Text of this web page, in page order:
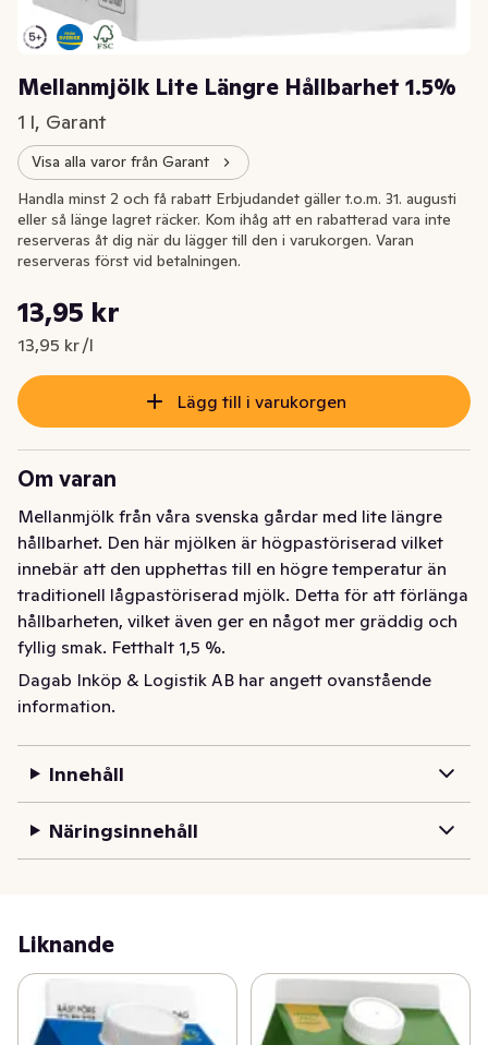
Mellanmjölk Lite Längre Hållbarhet 1.5%
1 l, Garant
Visa alla varor från Garant
Nuvarande pris är: 13,95 kr
13,95 kr
13,95 kr /l
Styckpris: 13,95 kr /l
Handla minst 2 och få rabatt Erbjudandet gäller t.o.m. 31. augusti
eller så länge lagret räcker. Kom ihåg att en rabatterad vara inte
reserveras åt dig när du lägger till den i varukorgen. Varan
reserveras först vid betalningen.
Lägg till i varukorgen
Om varan
Mellanmjölk från våra svenska gårdar med lite längre
hållbarhet. Den här mjölken är högpastöriserad vilket
innebär att den upphettas till en högre temperatur än
traditionell lågpastöriserad mjölk. Detta för att förlänga
hållbarheten, vilket även ger en något mer gräddig och
fyllig smak. Fetthalt 1,5 %.
Mjölk med lite längre hållbarhet. Från svenska gårdar.
Fetthalt 1,5%. 1 liter.
Dagab Inköp & Logistik AB har angett ovanstående
information.
Innehåll
Näringsinnehåll
Liknande